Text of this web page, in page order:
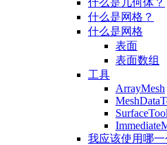
什么是几何体？
什么是网格？
什么是网格
表面
表面数组
工具
ArrayMesh
SurfaceTool
我应该使用哪一